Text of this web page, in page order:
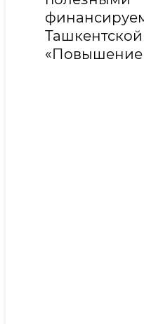
«Повышение